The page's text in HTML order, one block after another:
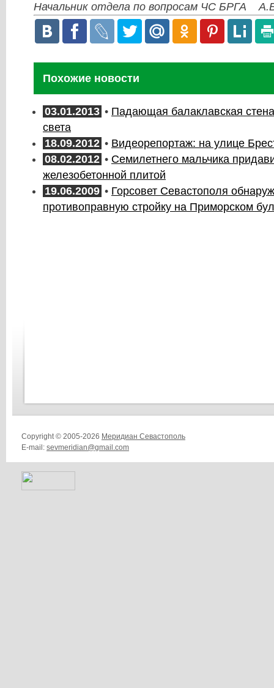
Начальник отдела по вопросам ЧС БРГА
Похожие новости
03.01.2013 • Падающая балаклавская
света
18.09.2012 • Видеорепортаж: на улице
08.02.2012 • Семилетнего мальчика
железобетонной плитой
19.06.2009 • Горсовет Севастополя
противоправную стройку на Приморском
Copyright © 2005-2026 Меридиан Севастополь
E-mail: sevmeridian@gmail.com